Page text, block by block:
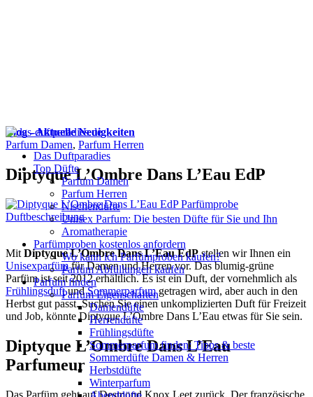
Das Duftparadies
Top Düfte
Parfum Damen
Parfum Herren
Nischendüfte
Unisex Parfum: Die besten Düfte für Sie und Ihn
Aromatherapie
Parfümproben kostenlos anfordern
Wo kann ich Parfümproben kaufen?
Parfüm Abfüllungen kaufen
Parfum finden
Parfüm Eigenschaften
Damendüfte
Herrendüfte
Frühlingsdüfte
Sommerparfum finden: Tipps & beste
Sommerdüfte Damen & Herren
Herbstdüfte
Winterparfum
Blog - Aktuelle Neuigkeiten
Parfum Damen, Parfum Herren
Diptyque L’Ombre Dans L’Eau EdP
Mit Diptyque L’Ombre Dans L’Eau EdPstellen wir Ihnen ein
Unisexparfümfür Damen und Herren vor. Das blumig-grüne
Parfüm ist seit 2012 erhältlich. Es ist ein Duft, der vornehmlich als
FrühlingsduftundSommerparfumgetragen wird, aber auch in den
Herbst gut passt. Suchen Sie einen unkomplizierten Duft für Freizeit
und Job, könnte Diptyque L’Ombre Dans L’Eau etwas für Sie sein.
Diptyque L’Ombre Dans L’Eau
Parfumeur
Das Parfüm geht auf Desmond Knox Leet zurück. Der französische